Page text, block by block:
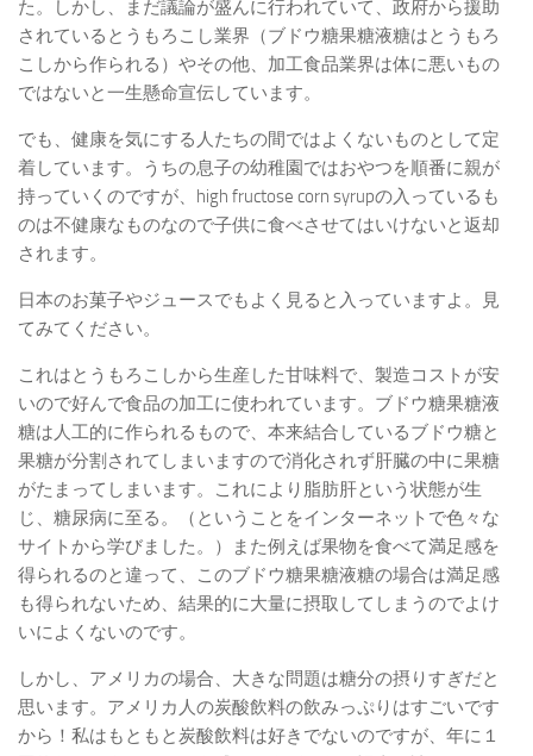
た。しかし、まだ議論が盛んに行われていて、政府から援助
されているとうもろこし業界（ブドウ糖果糖液糖はとうもろ
こしから作られる）やその他、加工食品業界は体に悪いもの
ではないと一生懸命宣伝しています。
でも、健康を気にする人たちの間ではよくないものとして定
着しています。うちの息子の幼稚園ではおやつを順番に親が
持っていくのですが、high fructose corn syrupの入っているも
のは不健康なものなので子供に食べさせてはいけないと返却
されます。
日本のお菓子やジュースでもよく見ると入っていますよ。見
てみてください。
これはとうもろこしから生産した甘味料で、製造コストが安
いので好んで食品の加工に使われています。ブドウ糖果糖液
糖は人工的に作られるもので、本来結合しているブドウ糖と
果糖が分割されてしまいますので消化されず肝臓の中に果糖
がたまってしまいます。これにより脂肪肝という状態が生
じ、糖尿病に至る。（ということをインターネットで色々な
サイトから学びました。）また例えば果物を食べて満足感を
得られるのと違って、このブドウ糖果糖液糖の場合は満足感
も得られないため、結果的に大量に摂取してしまうのでよけ
いによくないのです。
しかし、アメリカの場合、大きな問題は糖分の摂りすぎだと
思います。アメリカ人の炭酸飲料の飲みっぷりはすごいです
から！私はもともと炭酸飲料は好きでないのですが、年に１